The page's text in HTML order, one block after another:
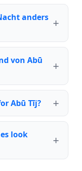
anders
von Abū
Abū Tīj?
look